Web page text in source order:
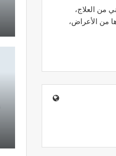
من العلاج،
من الأعراض،
خلال شهر…